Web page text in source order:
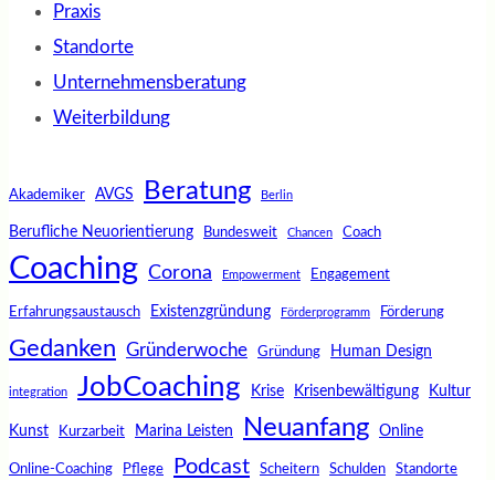
Praxis
Standorte
Unternehmensberatung
Weiterbildung
Akademiker AVGS Beratung Berlin
Berufliche Neuorientierung Bundesweit Chancen Coach
Coaching Corona Empowerment Engagement
Erfahrungsaustausch Existenzgründung Förderprogramm Förderung
Gedanken Gründerwoche Gründung Human Design
integration JobCoaching Krise Krisenbewältigung Kultur
Kunst Kurzarbeit Marina Leisten Neuanfang Online
Online-Coaching Pflege Podcast Scheitern Schulden Standorte